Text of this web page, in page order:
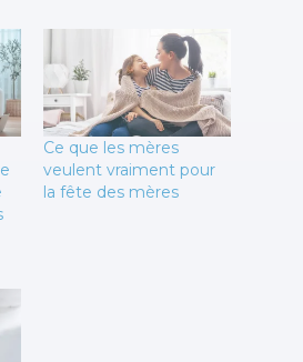
Ce que les mères
veulent vraiment pour
la fête des mères